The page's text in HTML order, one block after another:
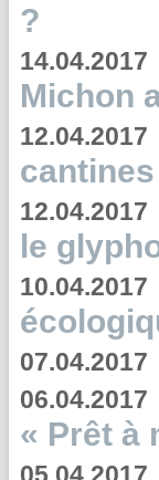
?
14.04.2017
Michon
12.04.2017
12.04.2017
le
10.04.2017
07.04.2017
06.04.2017
« Prêt à